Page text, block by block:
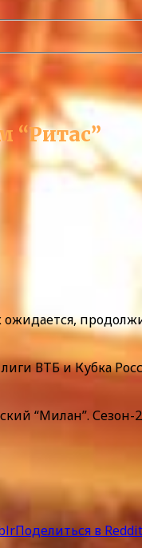
“Ритас”
ВТБ и Кубка
“Милан”.
Поделиться в Reddit